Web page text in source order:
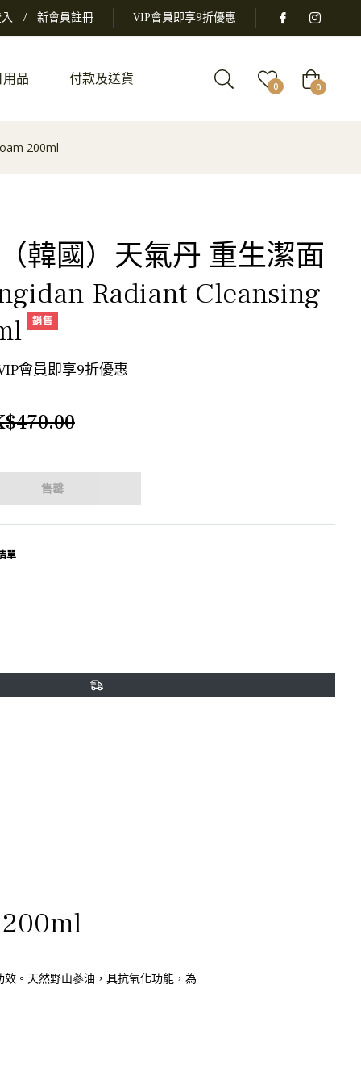
/ 新會員註冊 VIP會員即享9折優惠
用品 付款及送貨 0 大
車 0
200ml
韓國）天氣丹 重生潔面
Radiant Cleansing
銷售
會員即享9折優惠
售罄
單
。天然野山蔘油，具抗氧化功能，為